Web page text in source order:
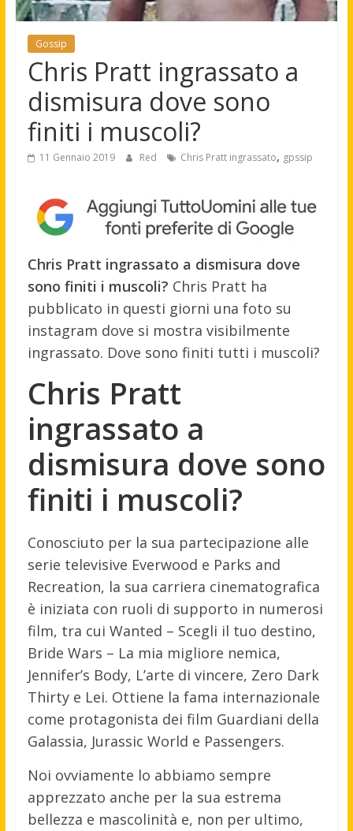
Gossip
Chris Pratt ingrassato a
dismisura dove sono
finiti i muscoli?
11 Gennaio 2019 Red Chris Pratt ingrassato, gpssip
Chris Pratt ingrassato a dismisura dove
sono finiti i muscoli? Chris Pratt ha
pubblicato in questi giorni una foto su
instagram dove si mostra visibilmente
ingrassato. Dove sono finiti tutti i muscoli?
Chris Pratt
ingrassato a
dismisura dove sono
finiti i muscoli?
Conosciuto per la sua partecipazione alle
serie televisive Everwood e Parks and
Recreation, la sua carriera cinematografica
è iniziata con ruoli di supporto in numerosi
film, tra cui Wanted – Scegli il tuo destino,
Bride Wars – La mia migliore nemica,
Jennifer’s Body, L’arte di vincere, Zero Dark
Thirty e Lei. Ottiene la fama internazionale
come protagonista dei film Guardiani della
Galassia, Jurassic World e Passengers.
Noi ovviamente lo abbiamo sempre
apprezzato anche per la sua estrema
bellezza e mascolinità e, non per ultimo,